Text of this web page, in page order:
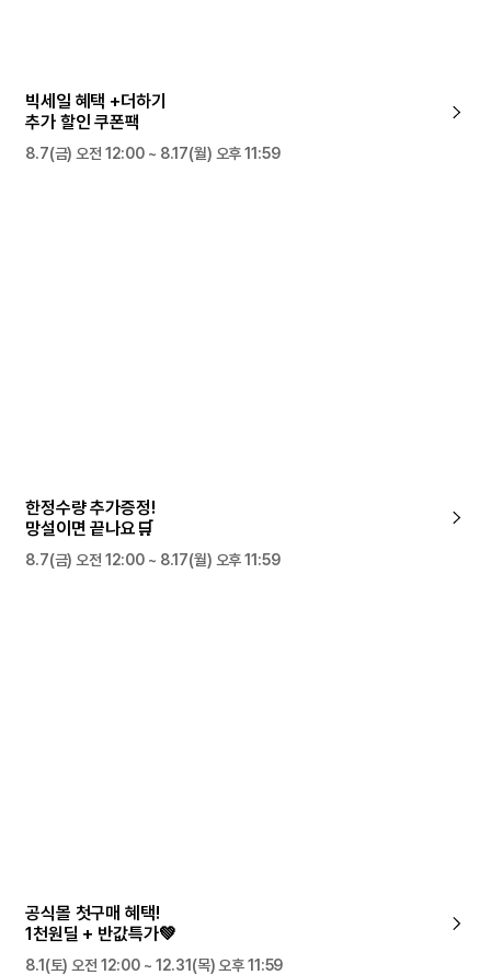
8.7(금) 오전 12:00 ~ 8.17(월) 오후 11:59
빅세일 혜택 +더하기
추가 할인 쿠폰팩
8.7(금) 오전 12:00 ~ 8.17(월) 오후 11:59
한정수량 추가증정!
망설이면 끝나요🛒
8.1(토) 오전 12:00 ~ 12.31(목) 오후 11:59
공식몰 첫구매 혜택!
1천원딜 + 반값특가💚